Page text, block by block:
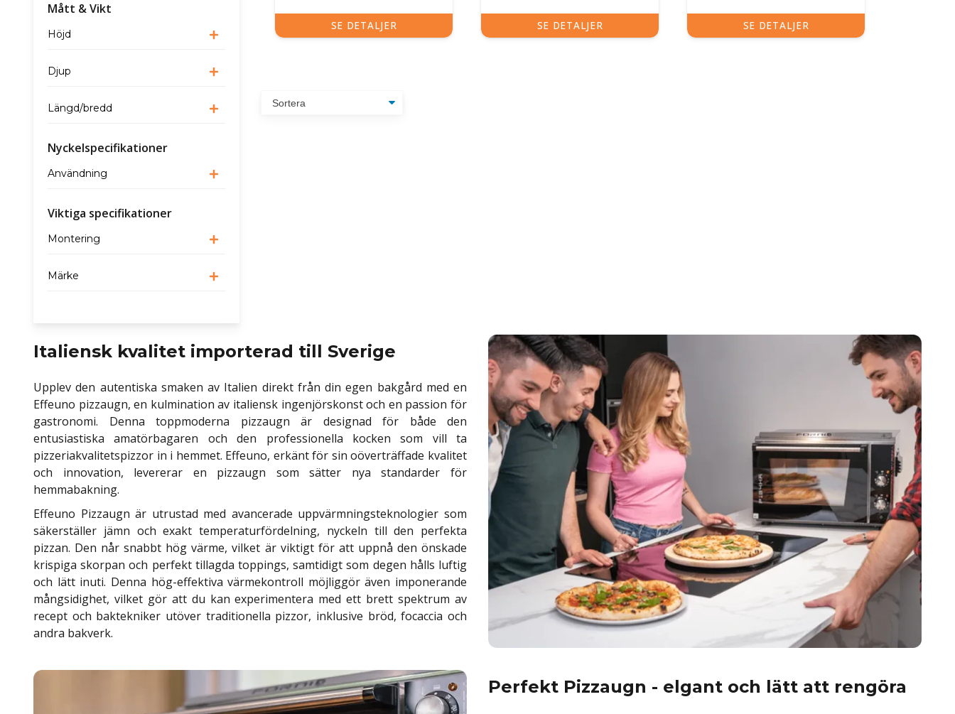
Mått & Vikt
Höjd
Djup
Längd/bredd
Nyckelspecifikationer
Användning
Viktiga specifikationer
Montering
Märke
SE DETALJER SE DETALJER SE DETALJER
Italiensk kvalitet importerad till Sverige
Upplev den autentiska smaken av Italien direkt från din egen bakgård med en
Effeuno pizzaugn, en kulmination av italiensk ingenjörskonst och en passion för
gastronomi. Denna toppmoderna pizzaugn är designad för både den
entusiastiska amatörbagaren och den professionella kocken som vill ta
pizzeriakvalitetspizzor in i hemmet. Effeuno, erkänt för sin oöverträffade kvalitet
och innovation, levererar en pizzaugn som sätter nya standarder för
hemmabakning.
Effeuno Pizzaugn är utrustad med avancerade uppvärmningsteknologier som
säkerställer jämn och exakt temperaturfördelning, nyckeln till den perfekta
pizzan. Den når snabbt hög värme, vilket är viktigt för att uppnå den önskade
krispiga skorpan och perfekt tillagda toppings, samtidigt som degen hålls luftig
och lätt inuti. Denna hög-effektiva värmekontroll möjliggör även imponerande
mångsidighet, vilket gör att du kan experimentera med ett brett spektrum av
recept och baktekniker utöver traditionella pizzor, inklusive bröd, focaccia och
andra bakverk.
Perfekt Pizzaugn - elgant och lätt att rengöra